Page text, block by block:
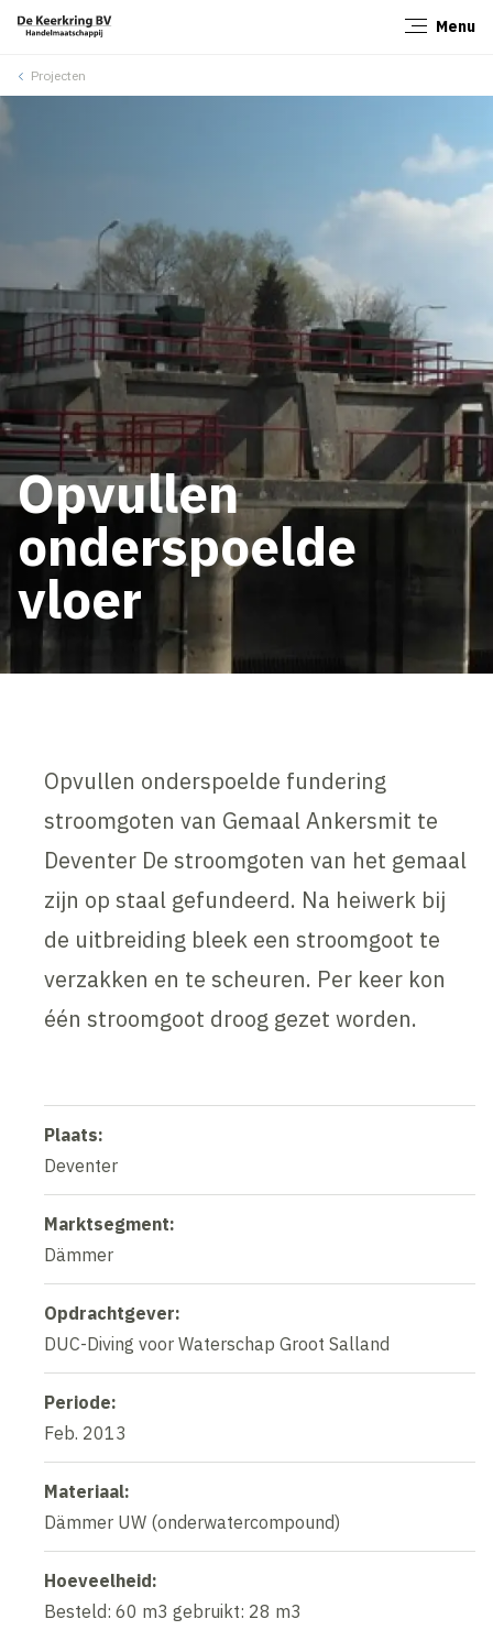
Menu
Projecten
Opvullen
onderspoelde
vloer
Opvullen onderspoelde fundering
stroomgoten van Gemaal Ankersmit te
Deventer De stroomgoten van het gemaal
zijn op staal gefundeerd. Na heiwerk bij
de uitbreiding bleek een stroomgoot te
verzakken en te scheuren. Per keer kon
één stroomgoot droog gezet worden.
Plaats:
Deventer
Marktsegment:
Dämmer
Opdrachtgever:
DUC-Diving voor Waterschap Groot Salland
Periode:
Feb. 2013
Materiaal:
Dämmer UW (onderwatercompound)
Hoeveelheid:
Besteld: 60 m3 gebruikt: 28 m3
Sluiten